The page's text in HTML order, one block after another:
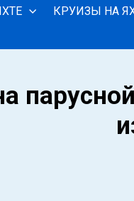
КРУИЗЫ НА